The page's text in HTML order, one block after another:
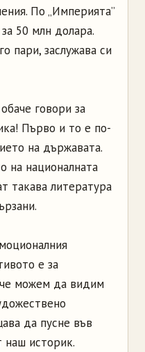
По „Империята”
50 млн долара.
пари, заслужава си
говори за
Първо и то е по-
на държавата.
на националната
такава литература
е за
можем да видим
да пусне във
наш историк.